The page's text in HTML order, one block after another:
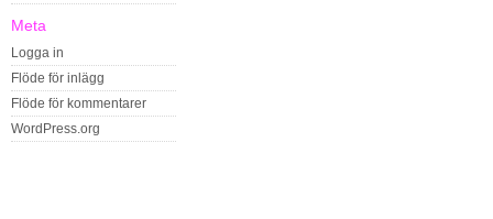
Meta
Logga in
Flöde för inlägg
Flöde för kommentarer
WordPress.org